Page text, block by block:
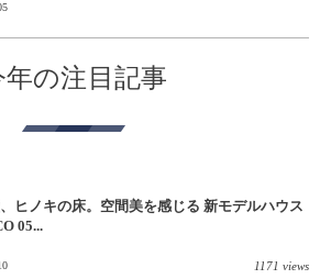
年の注目記事
ヒノキの床。空間美を感じる 新モデルハウス
05...
1171 views